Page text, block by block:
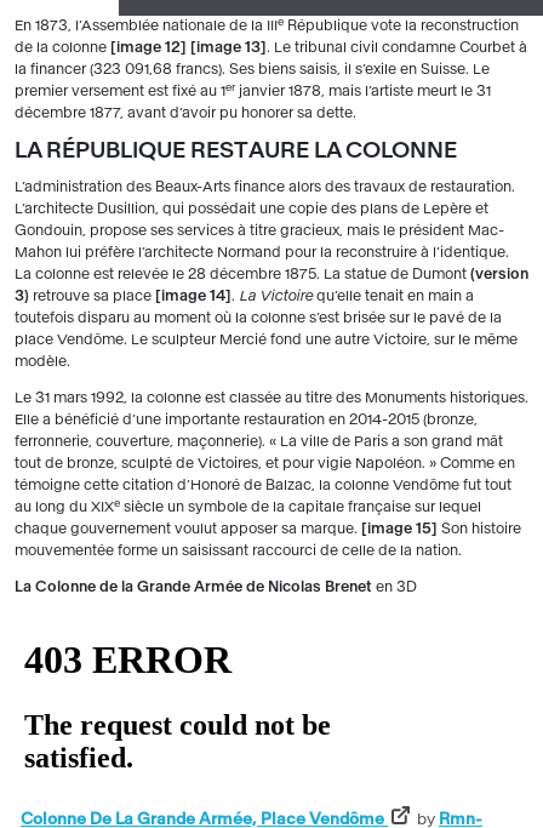
En 1873, l’Assemblée nationale de la III e République vote la reconstruction
de la colonne
image 12 image 13 . Le tribunal civil condamne Courbet à
la financer (323 091,68 francs). Ses biens saisis, il s’exile en Suisse. Le
premier versement est fixé au 1er janvier 1878, mais l’artiste meurt le 31
décembre 1877, avant d’avoir pu honorer sa dette.
LA RÉPUBLIQUE RESTAURE LA COLONNE
L’administration des Beaux-Arts finance alors des travaux de restauration.
L’architecte Dusillion, qui possédait une copie des plans de Lepère et
Gondouin, propose ses services à titre gracieux, mais le président Mac-
Mahon lui préfère l’architecte Normand pour la reconstruire à l’identique.
La colonne est relevée le 28 décembre 1875. La statue de Dumont (version
3) retrouve sa place image 14 . La Victoirequ’elle tenait en main a
toutefois disparu au moment où la colonne s’est brisée sur le pavé de la
place Vendôme. Le sculpteur Mercié fond une autre Victoire, sur le même
modèle.
Le 31 mars 1992, la colonne est classée au titre des Monuments historiques.
Elle a bénéficié d’une importante restauration en 2014-2015 (bronze,
ferronnerie, couverture, maçonnerie). « La ville de Paris a son grand mât
tout de bronze, sculpté de Victoires, et pour vigie Napoléon. » Comme en
témoigne cette citation d’Honoré de Balzac, la colonne Vendôme fut tout
au long du XIXe siècle un symbole de la capitale française sur lequel
chaque gouvernement voulut apposer sa marque.
image 15
Son histoire
mouvementée forme un saisissant raccourci de celle de la nation.
La Colonne de la Grande Armée de Nicolas Brenet en 3D
Colonne De La Grande Armée, Place Vendôme by Rmn-